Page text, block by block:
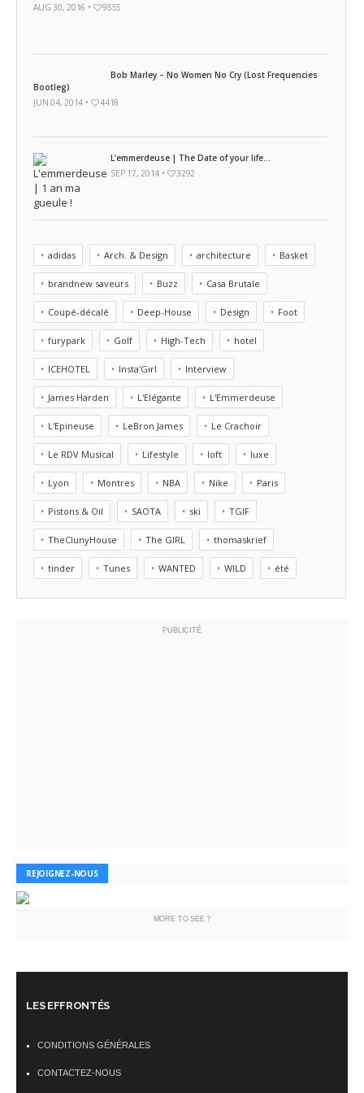
AUG 30, 2016 • 9555
Bob Marley – No Women No Cry (Lost Frequencies
Bootleg)
JUN 04, 2014 •
4418
L’emmerdeuse | The Date of your life…
SEP 17, 2014 •
3292
adidas Arch. & Design architecture Basket
brandnew saveurs Buzz Casa Brutale
Coupé-décalé Deep-House Design Foot
furypark Golf High-Tech hotel
ICEHOTEL Insta'Girl Interview
James Harden L'Elégante L'Emmerdeuse
L'Epineuse LeBron James Le Crachoir
Le RDV Musical Lifestyle loft luxe
Lyon Montres NBA Nike Paris
Pistons & Oil SAOTA ski TGIF
TheClunyHouse The GIRL thomaskrief
tinder Tunes WANTED WILD été
PUBLICITÉ
REJOIGNEZ-NOUS
MORE TO SEE ?
LES EFFRONTÉS
CONDITIONS GÉNÉRALES
CONTACTEZ-NOUS